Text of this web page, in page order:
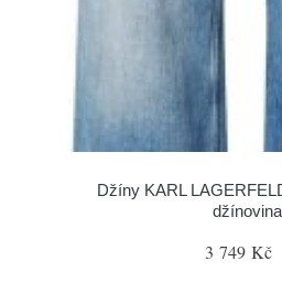
Džíny KARL
džínovina
3 749 Kč